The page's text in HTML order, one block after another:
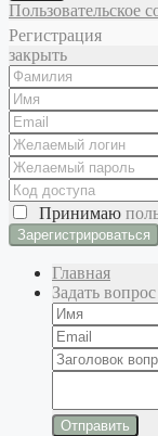
Пользовательское
Регистрация
закрыть
Принимаю
Главная
Задать вопрос
Отправить